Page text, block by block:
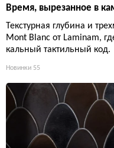
Время, вырезанное в
Текстурная глубина и
Mont Blanc от Laminam,
кальный тактильный код.
Новинки 55